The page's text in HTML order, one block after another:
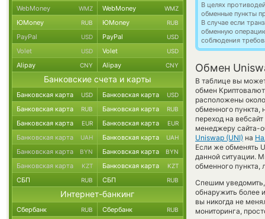
В целях
обменные пункты
В случае если
обменную
соблюдения
Обмен
В таблице вы
обмен
расположены
обменного
переход на
менеджеру сайта-
Uniswap (UNI) на
Если же обменять
данной ситуации.
обменного пункта,
Спешим
обнаружить более
вы никогда не
мониторинга,
WebMoney WMZ WebMoney WMZ
ЮMoney RUB ЮMoney RUB
PayPal USD PayPal USD
Volet USD Volet USD
Alipay CNY Alipay CNY
Банковские счета и карты
Банковская карта USD Банковская карта USD
Банковская карта RUB Банковская карта RUB
Банковская карта EUR Банковская карта EUR
Банковская карта UAH Банковская карта UAH
Банковская карта BYN Банковская карта BYN
Банковская карта KZT Банковская карта KZT
СБП RUB СБП RUB
Интернет-банкинг
Сбербанк RUB Сбербанк RUB